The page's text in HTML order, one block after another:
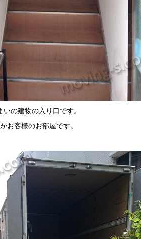
の建物の入り口です。
お客様のお部屋です。